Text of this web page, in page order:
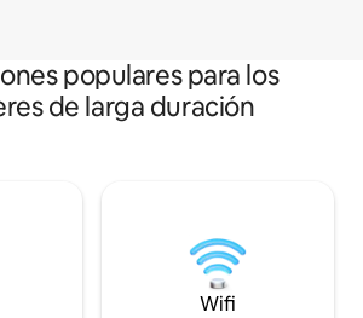
populares para los
de larga duración
Wifi